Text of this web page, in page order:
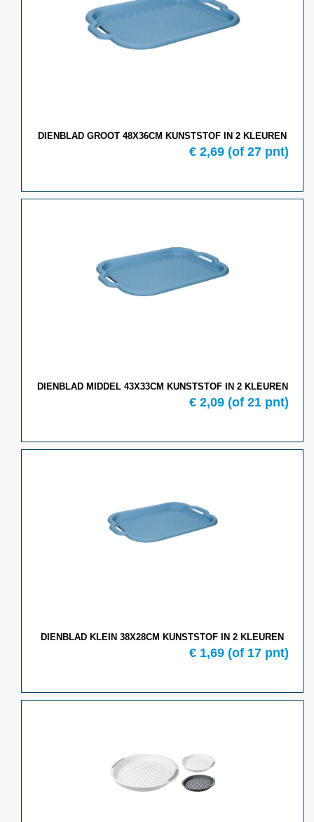
DIENBLAD GROOT 48X36CM KUNSTSTOF IN 2 KLEUREN
€ 2,69 (of 27 pnt)
DIENBLAD MIDDEL 43X33CM KUNSTSTOF IN 2 KLEUREN
€ 2,09 (of 21 pnt)
DIENBLAD KLEIN 38X28CM KUNSTSTOF IN 2 KLEUREN
€ 1,69 (of 17 pnt)